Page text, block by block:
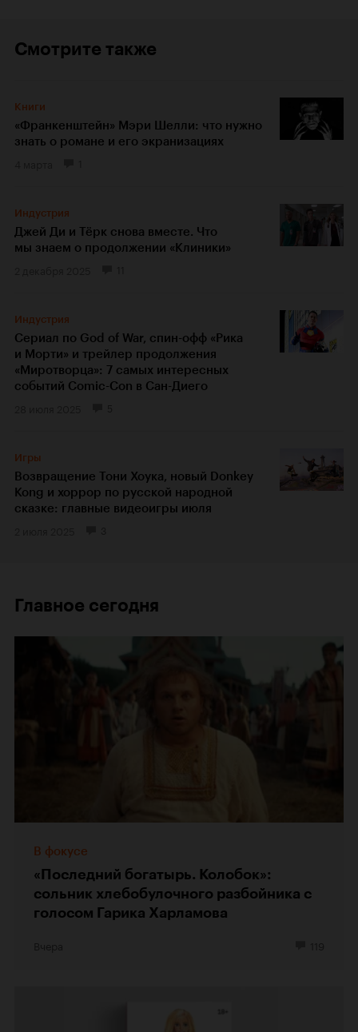
Смотрите также
Книги
«Франкенштейн» Мэри Шелли: что нужно
знать о романе и его экранизациях
Индустрия
Джей Ди и Тёрк снова вместе. Что
мы знаем о продолжении «Клиники»
Индустрия
Сериал по God of War, спин-офф «Рика
и Морти» и трейлер продолжения
«Миротворца»: 7 самых интересных
событий Comic-Con в Сан-Диего
Игры
Возвращение Тони Хоука, новый Donkey
Kong и хоррор по русской народной
сказке: главные видеоигры июля
Главное сегодня
В фокусе
«Последний богатырь. Колобок»:
сольник хлебобулочного разбойника с
голосом Гарика Харламова